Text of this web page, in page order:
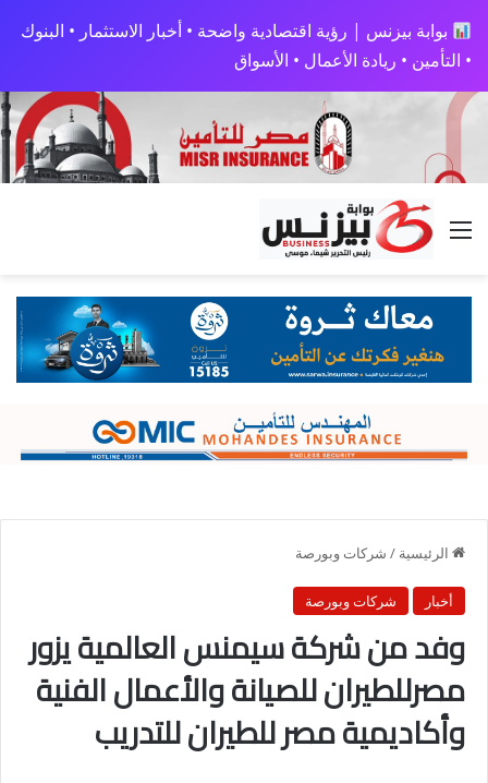
بوابة بيزنس | رؤية اقتصادية واضحة • أخبار الاستثمار • البنوك
• التأمين • ريادة الأعمال • الأسواق
القائمة
الرئيسية / شركات وبورصة
أخبار شركات وبورصة
وفد من شركة سيمنس العالمية يزور
مصرللطيران للصيانة والأعمال الفنية
وأكاديمية مصر للطيران للتدريب